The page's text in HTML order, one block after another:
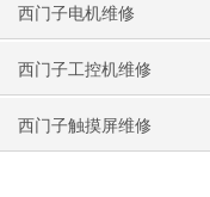
西门子电机维修
西门子工控机维修
西门子触摸屏维修